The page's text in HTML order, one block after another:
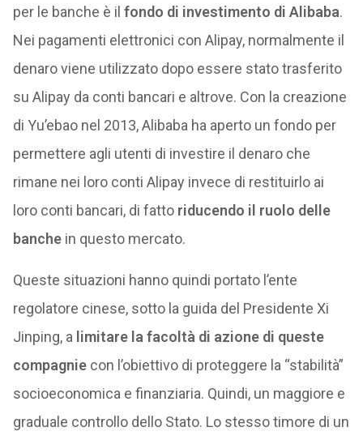
per le banche è il fondo di investimento di Alibaba.
Nei pagamenti elettronici con Alipay, normalmente il
denaro viene utilizzato dopo essere stato trasferito
su Alipay da conti bancari e altrove. Con la creazione
di Yu’ebao nel 2013, Alibaba ha aperto un fondo per
permettere agli utenti di investire il denaro che
rimane nei loro conti Alipay invece di restituirlo ai
loro conti bancari, di fatto riducendo il ruolo delle
banchein questo mercato.
Queste situazioni hanno quindi portato l’ente
regolatore cinese, sotto la guida del Presidente Xi
Jinping, a limitare la facoltà di azione di queste
compagniecon l’obiettivo di proteggere la “stabilità”
socioeconomica e finanziaria. Quindi, un maggiore e
graduale controllo dello Stato. Lo stesso timore di un